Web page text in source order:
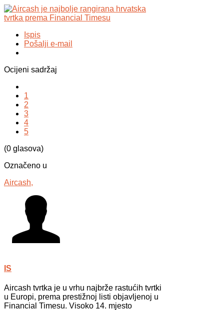
Ispis
Pošalji e-mail
Ocijeni sadržaj
1
2
3
4
5
(0 glasova)
Označeno u
Aircash,
IS
Aircash tvrtka je u vrhu najbrže rastućih tvrtki
u Europi, prema prestižnoj listi objavljenoj u
Financial Timesu. Visoko 14. mjesto